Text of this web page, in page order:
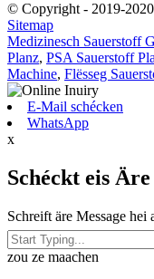
© Copyright - 2019-
Sitemap
Medizinesch Sauerstoff
Planz, PSA Sauerstoff
Machine, Flësseg
E-Mail schécken
WhatsApp
x
Schéckt eis Äre
Schreift äre Message hei
zou ze maachen